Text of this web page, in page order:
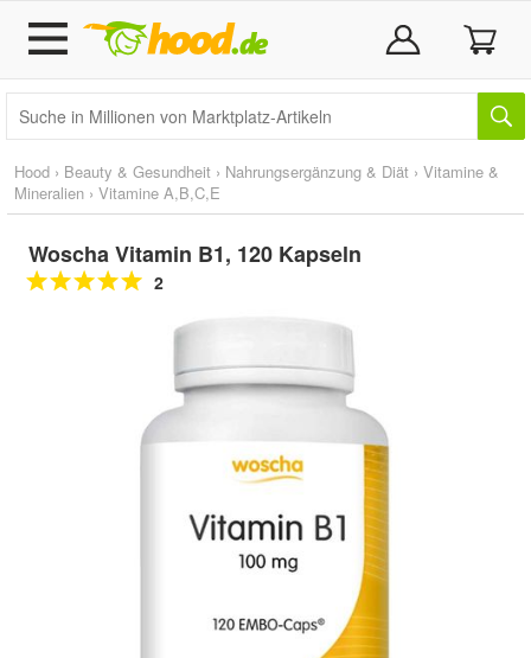
Hood › Beauty & Gesundheit › Nahrungsergänzung & Diät › Vitamine &
Mineralien › Vitamine A,B,C,E
Woscha Vitamin B1, 120 Kapseln
2